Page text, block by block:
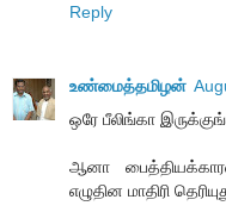
Reply
உண்மைத்தமிழன்
ஒரே பீலிங்கா
ஆனா
எழுதின மாதிரி